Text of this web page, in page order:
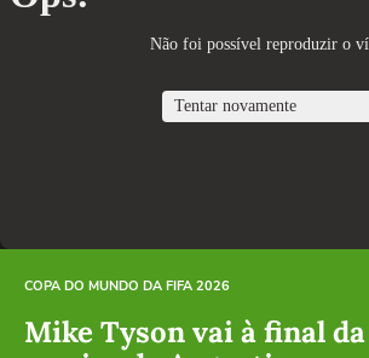
COPA DO MUNDO DA FIFA 2026
Mike Tyson vai à final